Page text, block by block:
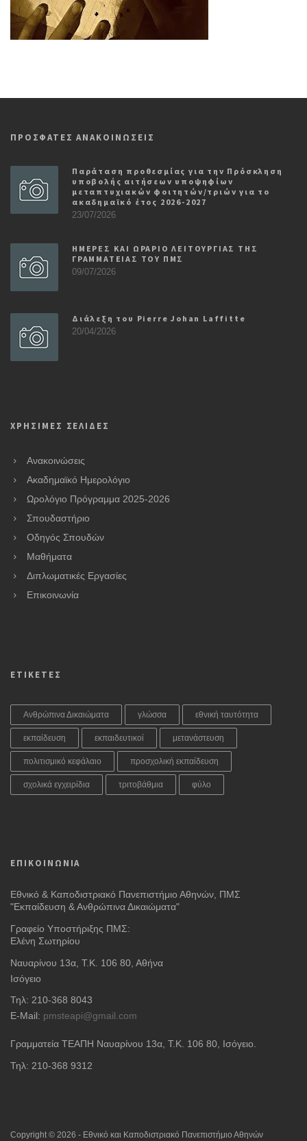
ΠΡΟΣΦΑΤΕΣ ΑΝΑΚΟΙΝΩΣΕΙΣ
Παράταση προθεσμίας για την Πρόσκληση
υποβολής αιτήσεων υποψηφίων
μεταπτυχιακών φοιτητών/τριών για το
ακαδημαϊκό έτος 2026-2027
23/07/2026
ΗΜΕΡΕΣ ΚΑΙ ΩΡΑΡΙΟ ΛΕΙΤΟΥΡΓΙΑΣ ΤΗΣ
ΓΡΑΜΜΑΤΕΙΑΣ ΤΟΥ ΠΜΣ
09/07/2026
Διάλεξη του Pierre Johan Laffitte
20/04/2026
ΧΡΗΣΙΜΕΣ ΣΕΛΙΔΕΣ
Ανακοινώσεις
Ακαδημαϊκό Ημερολόγιο
Ωρολόγιο Πρόγραμμα 2025-2026
Σπουδαστήριο
Οδηγός Σπουδών
Μαθήματα
Διπλωματικές Εργασίες
Επικοινωνία
ΕΤΙΚΕΤΕΣ
Ανθρώπινα Δικαιώματα γλώσσα εθνική ταυτότητα
εκπαίδευση εκπαιδευτικοί μετανάστευση
πολιτισμικό κεφάλαιο προσχολική εκπαίδευση
σχολικά εγχειρίδια τριτοβάθμια φύλο
ΕΠΙΚΟΙΝΩΝΙΑ
Εθνικό & Καποδιστριακό Πανεπιστήμιο Αθηνών, ΠΜΣ
"Εκπαίδευση & Ανθρώπινα Δικαιώματα"
Γραφείο Υποστήριξης ΠΜΣ:
Ελένη Σωτηρίου
Ναυαρίνου 13α, Τ.Κ. 106 80, Αθήνα
Ισόγειο
Τηλ: 210-368 8043
E-Mail: pmsteapi@gmail.com
Γραμματεία ΤΕΑΠΗ Ναυαρίνου 13α, Τ.Κ. 106 80, Ισόγειο.
Τηλ: 210-368 9312
Copyright © 2026 - Εθνικό και Καποδιστριακό Πανεπιστήμιο Αθηνών